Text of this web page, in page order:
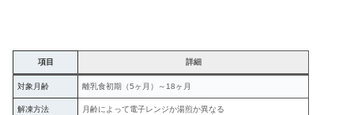
項目 詳細
対象月齢 離乳食初期（5ヶ月）～18ヶ月
解凍方法 月齢によって電子レンジか湯煎か異なる